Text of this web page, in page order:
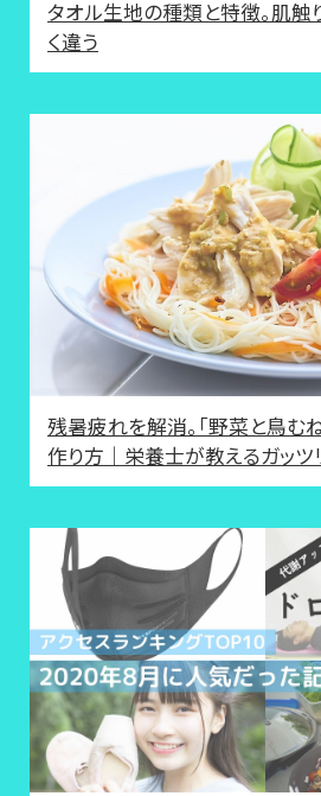
タオル生地の種類と特徴。肌触
く違う
残暑疲れを解消。「野菜と鳥む
作り方｜栄養士が教えるガッツ